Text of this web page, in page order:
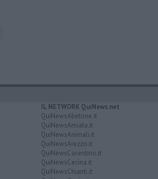
IL NETWORK QuiNews.net
QuiNewsAbetone.it
QuiNewsAmiata.it
QuiNewsAnimali.it
QuiNewsArezzo.it
QuiNewsCasentino.it
QuiNewsCecina.it
QuiNewsChianti.it